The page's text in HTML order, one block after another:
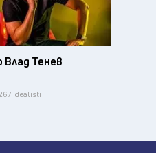
Тенев
/ Idealisti